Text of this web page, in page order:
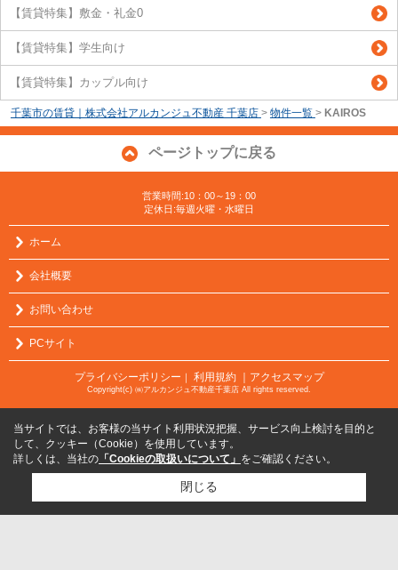
【賃貸特集】敷金・礼金0
【賃貸特集】学生向け
【賃貸特集】カップル向け
千葉市の賃貸｜株式会社アルカンジュ不動産 千葉店 > 物件一覧 > KAIROS
ページトップに戻る
営業時間:10：00～19：00
定休日:毎週火曜・水曜日
ホーム
会社概要
お問い合わせ
PCサイト
プライバシーポリシー 利用規約 ｜アクセスマップ
Copyright(c) ㈱アルカンジュ不動産千葉店 All rights reserved.
当サイトでは、お客様の当サイト利用状況把握、サービス向上検討を目的と
して、クッキー（Cookie）を使用しています。
詳しくは、当社の 「Cookieの取扱いについて」 をご確認ください。
閉じる